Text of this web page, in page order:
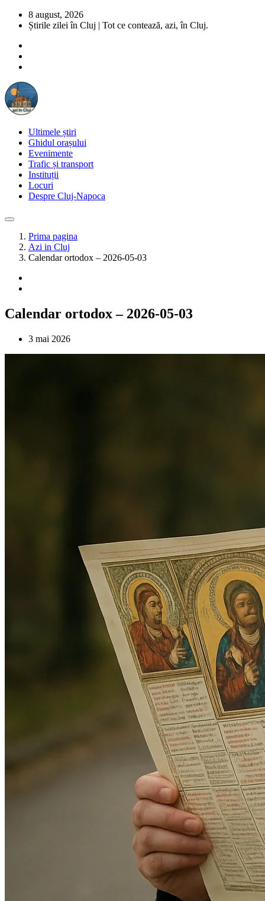
8 august, 2026
Știrile zilei în Cluj | Tot ce contează, azi, în Cluj.
Ultimele știri
Ghidul orașului
Evenimente
Trafic și transport
Instituții
Locuri
Despre Cluj-Napoca
Prima pagina
Azi in Cluj
Calendar ortodox – 2026-05-03
Calendar ortodox – 2026-05-03
3 mai 2026